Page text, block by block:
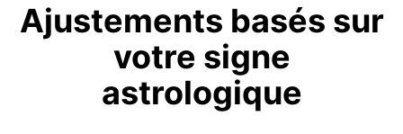
Ajustements basés sur
votre signe
astrologique